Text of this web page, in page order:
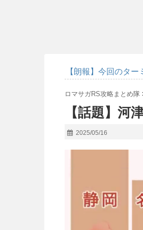
【朗報】今回のタ
ロマサガRS攻略まとめ隊
【話題】河
2025/05/16